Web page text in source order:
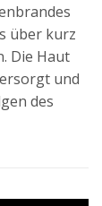
über kurz
Die Haut
und
des